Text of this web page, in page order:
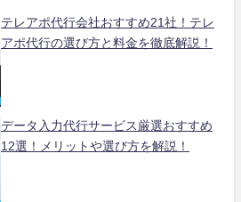
テレアポ代行会社おすすめ21社！テレ
アポ代行の選び方と料金を徹底解説！
データ入力代行サービス厳選おすすめ
12選！メリットや選び方を解説！